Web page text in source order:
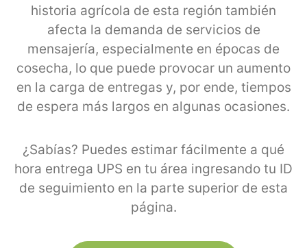
historia agrícola de esta región también
afecta la demanda de servicios de
mensajería, especialmente en épocas de
cosecha, lo que puede provocar un aumento
en la carga de entregas y, por ende, tiempos
de espera más largos en algunas ocasiones.
¿Sabías? Puedes estimar fácilmente a qué
hora entrega UPS en tu área ingresando tu ID
de seguimiento en la parte superior de esta
página.